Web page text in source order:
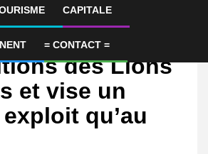
CAPITALE
= CONTACT =
Hakimi affiche
des Lions
et vise un
qu’au